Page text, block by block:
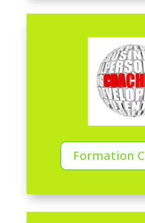
Formation